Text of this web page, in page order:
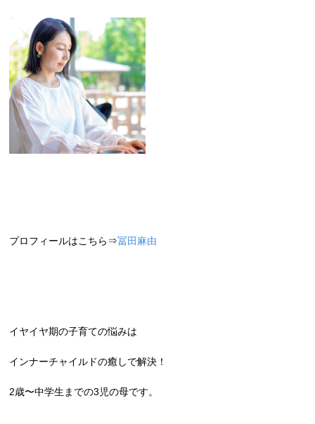
プロフィールはこちら⇒冨田麻由
イヤイヤ期の子育ての悩みは
インナーチャイルドの癒しで解決！
2歳〜中学生までの3児の母です。